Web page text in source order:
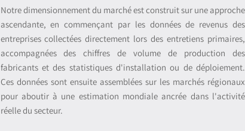
Notre dimensionnement du marché est construit sur une approche
ascendante, en commençant par les données de revenus des
entreprises collectées directement lors des entretiens primaires,
accompagnées des chiffres de volume de production des
fabricants et des statistiques d'installation ou de déploiement.
Ces données sont ensuite assemblées sur les marchés régionaux
pour aboutir à une estimation mondiale ancrée dans l'activité
réelle du secteur.